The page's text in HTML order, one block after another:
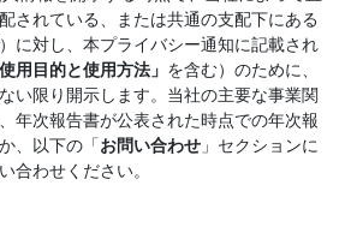
されている、または共通の支配下にある
）に対し、本プライバシー通知に記載され
用目的と使用方法」 を含む）のために、
い限り開示します。当社の主要な事業関
年次報告書が公表された時点での年次報
、以下の「お問い合わせ 」セクションに
合わせください。